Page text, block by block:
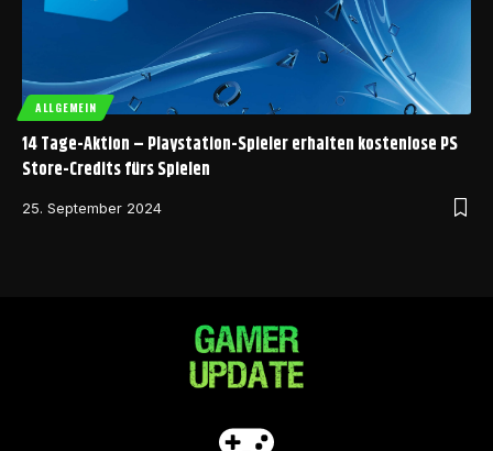
ALLGEMEIN
14 Tage-Aktion – Playstation-Spieler erhalten kostenlose PS
Store-Credits fürs Spielen
25. September 2024